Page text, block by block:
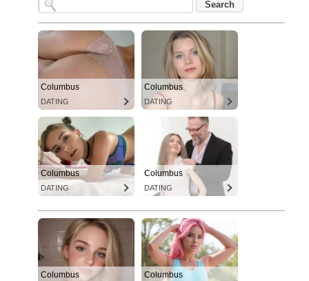
Columbus
DATING
Columbus
DATING
Columbus
DATING
Columbus
DATING
Columbus Columbus